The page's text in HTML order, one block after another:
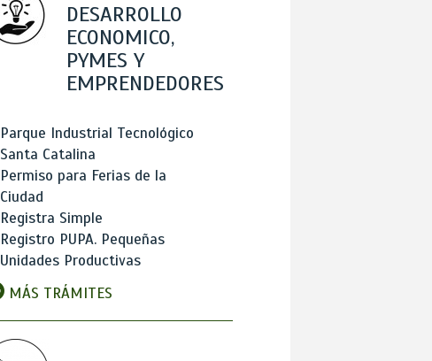
DESARROLLO
ECONOMICO,
PYMES Y
EMPRENDEDORES
Parque Industrial Tecnológico
Santa Catalina
Permiso para Ferias de la
Ciudad
Registra Simple
Registro PUPA. Pequeñas
Unidades Productivas
MÁS TRÁMITES